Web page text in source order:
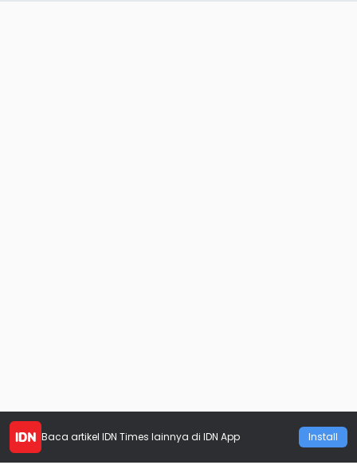
Baca artikel IDN Times lainnya di IDN App Install